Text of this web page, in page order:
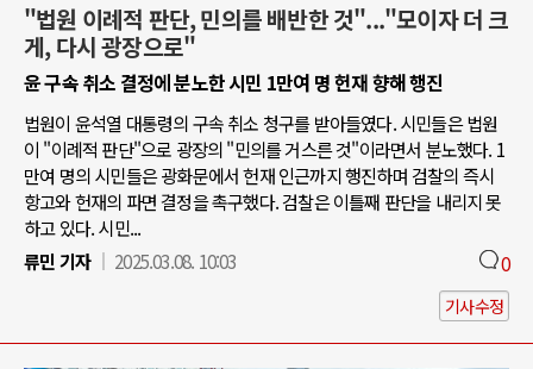
"법원 이례적 판단, 민의를 배반한 것"..."모이자 더 크
게, 다시 광장으로"
윤 구속 취소 결정에 분노한 시민 1만여 명 헌재 향해 행진
법원이 윤석열 대통령의 구속 취소 청구를 받아들였다. 시민들은 법원
이 "이례적 판단"으로 광장의 "민의를 거스른 것"이라면서 분노했다. 1
만여 명의 시민들은 광화문에서 헌재 인근까지 행진하며 검찰의 즉시
항고와 헌재의 파면 결정을 촉구했다. 검찰은 이틀째 판단을 내리지 못
하고 있다. 시민...
류민 기자
2025.03.08. 10:03 0
기사수정